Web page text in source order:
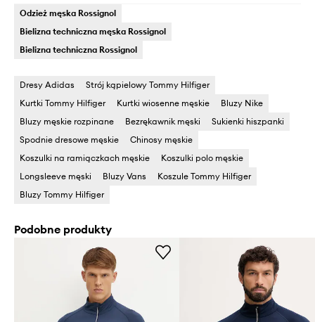
Odzież męska Rossignol
Bielizna techniczna męska Rossignol
Bielizna techniczna Rossignol
Dresy Adidas
Strój kąpielowy Tommy Hilfiger
Kurtki Tommy Hilfiger
Kurtki wiosenne męskie
Bluzy Nike
Bluzy męskie rozpinane
Bezrękawnik męski
Sukienki hiszpanki
Spodnie dresowe męskie
Chinosy męskie
Koszulki na ramiączkach męskie
Koszulki polo męskie
Longsleeve męski
Bluzy Vans
Koszule Tommy Hilfiger
Bluzy Tommy Hilfiger
Podobne produkty